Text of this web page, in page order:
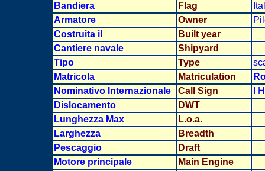
Bandiera Flag
Armatore
Owner
Costruita il
Built year
Cantiere navale
Shipyard
Tipo
Type
Matricola
Matriculation
Nominativo Internazionale
Call Sign
I
Dislocamento
DWT
Lunghezza Max
L.o.a.
Larghezza
Breadth
Pescaggio
Draft
Motore principale
Main Engine